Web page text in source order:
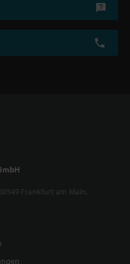
Frankfurt am Main,